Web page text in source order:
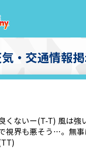
・交通情報
くないー(T-T) 風は強
視界も悪そう…。無